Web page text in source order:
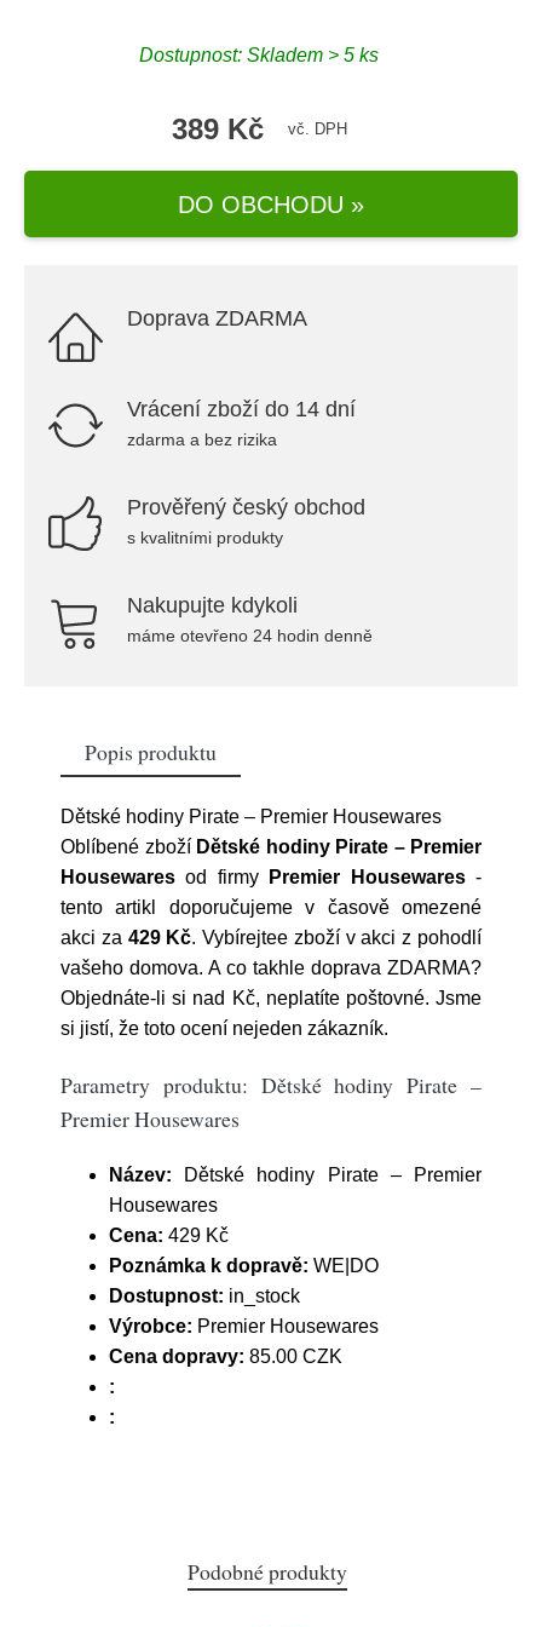
Dostupnost: Skladem > 5 ks
389 Kč vč. DPH
DO OBCHODU »
Doprava ZDARMA
Vrácení zboží do 14 dní
zdarma a bez rizika
Prověřený český obchod
s kvalitními produkty
Nakupujte kdykoli
máme otevřeno 24 hodin denně
Popis produktu
Dětské hodiny Pirate – Premier Housewares
Oblíbené zboží Dětské hodiny Pirate – Premier
Housewares od firmy Premier Housewares-
tento artikl doporučujeme v časově omezené
akci za 429 Kč. Vybírejtee zboží v akci z pohodlí
vašeho domova. A co takhle doprava ZDARMA?
Objednáte-li si nad Kč, neplatíte poštovné. Jsme
si jistí, že toto ocení nejeden zákazník.
Parametry produktu: Dětské hodiny Pirate –
Premier Housewares
Název: Dětské hodiny Pirate – Premier
Housewares
Cena: 429 Kč
Poznámka k dopravě: WE|DO
Dostupnost: in_stock
Výrobce: Premier Housewares
Cena dopravy: 85.00 CZK
:
:
Podobné produkty